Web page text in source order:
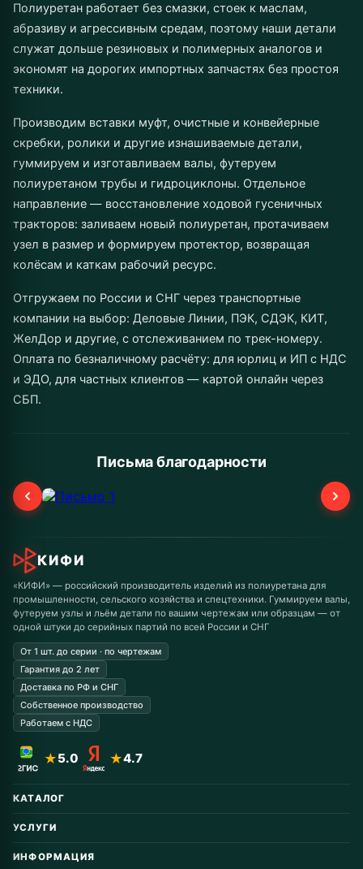
Полиуретан работает без смазки, стоек к маслам,
абразиву и агрессивным средам, поэтому наши детали
служат дольше резиновых и полимерных аналогов и
экономят на дорогих импортных запчастях без простоя
техники.
Производим вставки муфт, очистные и конвейерные
скребки, ролики и другие изнашиваемые детали,
гуммируем и изготавливаем валы, футеруем
полиуретаном трубы и гидроциклоны. Отдельное
направление — восстановление ходовой гусеничных
тракторов: заливаем новый полиуретан, протачиваем
узел в размер и формируем протектор, возвращая
колёсам и каткам рабочий ресурс.
Отгружаем по России и СНГ через транспортные
компании на выбор: Деловые Линии, ПЭК, СДЭК, КИТ,
ЖелДор и другие, с отслеживанием по трек-номеру.
Оплата по безналичному расчёту: для юрлиц и ИП с НДС
и ЭДО, для частных клиентов — картой онлайн через
СБП.
Письма благодарности
КИФИ
«КИФИ» — российский производитель изделий из полиуретана для
промышленности, сельского хозяйства и спецтехники. Гуммируем валы,
футеруем узлы и льём детали по вашим чертежам или образцам — от
одной штуки до серийных партий по всей России и СНГ
От 1 шт. до серии · по чертежам
Гарантия до 2 лет
Доставка по РФ и СНГ
Собственное производство
Работаем с НДС
★5.0 ★4.7
КАТАЛОГ
Автомобильные запчасти
Дорожная техника
УСЛУГИ
Восстановление колёс
ИНФОРМАЦИЯ